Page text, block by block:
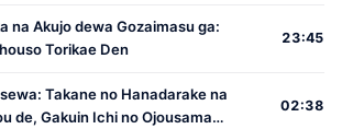
na Akujo dewa Gozaimasu ga:
Torikae Den
23:45
Takane no Hanadarake na
de, Gakuin Ichi no Ojousama
02:38